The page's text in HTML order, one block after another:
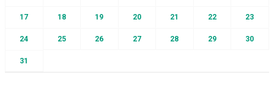
17 18 19 20 21 22 23
24 25 26 27 28 29 30
31